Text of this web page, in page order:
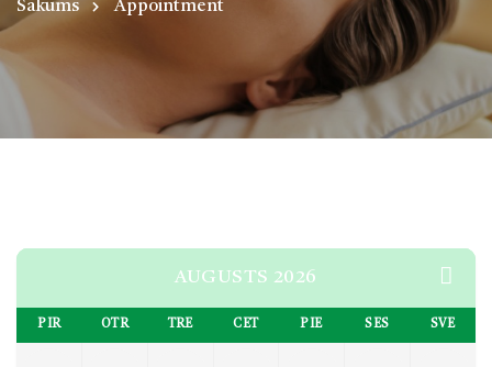
Sākums Appointment
AUGUSTS 2026
PIR OTR TRE CET PIE SES SVE